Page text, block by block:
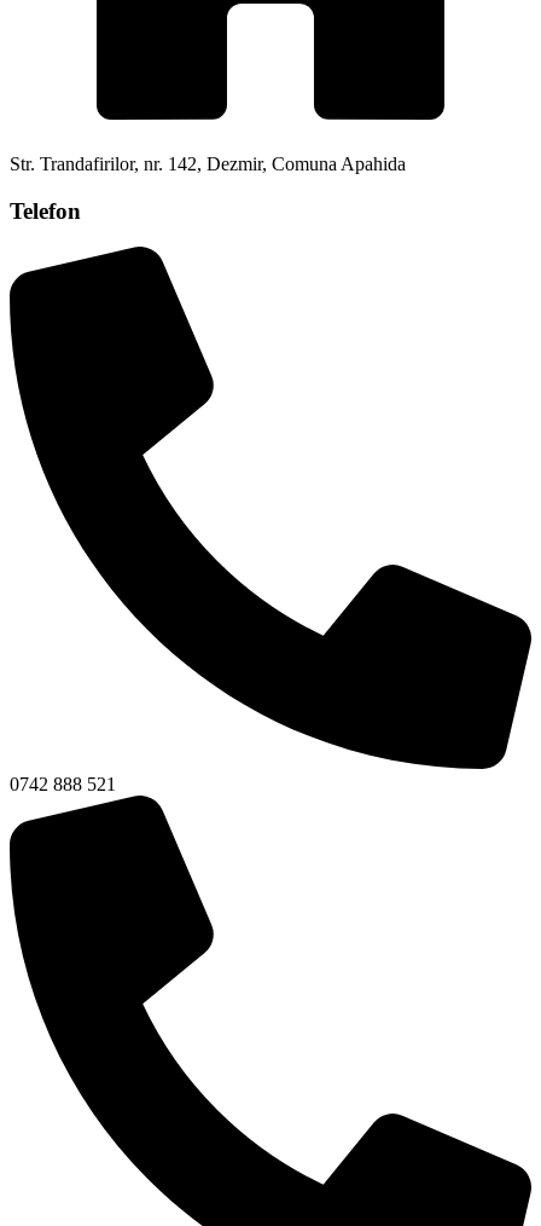
Str. Trandafirilor, nr. 142, Dezmir, Comuna Apahida
Telefon
0742 888 521